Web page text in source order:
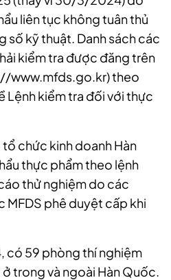
liên tục không tuân thủ
số kỹ thuật. Danh sách các
kiểm tra được đăng trên
www.mfds.go.kr)theo
Lệnh kiểm tra đối với thực
chức kinh doanh Hàn
thực phẩm theo lệnh
thử nghiệm do các
phê duyệt cấp khi
có 59 phòng thí nghiệm
trong và ngoài Hàn Quốc.